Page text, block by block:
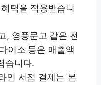
택을 적용받습니
, 영풍문고 같은 전
이소 등은 매출액
습니다.
인 서점 결제는 본